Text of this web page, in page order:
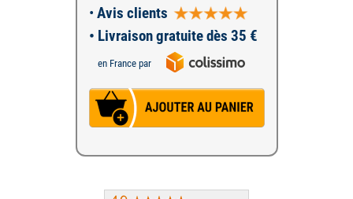
• Avis clients
• Livraison gratuite dès 35 €
en France par